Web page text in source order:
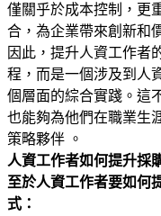
僅關乎於成本控制，更
合，為企業帶來創新和
因此，提升人資工作者
程，而是一個涉及到人
個層面的綜合實踐。這
也能夠為他們在職業生
策略夥伴 。
人資工作者如何提升採
至於人資工作者要如何
式：